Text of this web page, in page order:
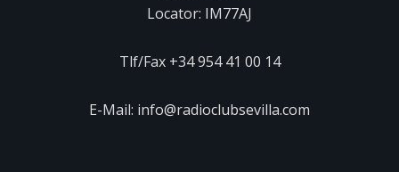
Locator: IM77AJ
Tlf/Fax +34 954 41 00 14
E-Mail: info@radioclubsevilla.com